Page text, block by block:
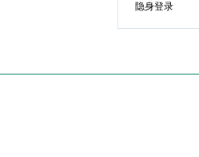
隐身登录